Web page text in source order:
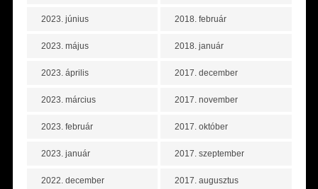
2023. június
2023. május
2023. április
2023. március
2023. február
2023. január
2022. december
2018. február
2018. január
2017. december
2017. november
2017. október
2017. szeptember
2017. augusztus